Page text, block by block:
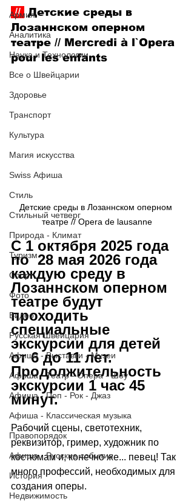
Армия
Аналитика
Наука и Технологии
Все о Швейцарии
Здоровье
Транспорт
Культура
Магия искусства
Swiss Афиша
Стиль
Стильный четверг
Природа - Климат
Туризм
Спорт
Фото
Видео
Русская Швейцария
Афиша - Выставки - Музеи
Афиша - Театр - Опера - Шоу
Афиша - Поп - Рок - Джаз
Афиша - Классическая музыка
Правопорядок
Афиша - Русские события
История
Недвижимость
// Детские среды в
Лозаннском оперном
театре // Mercredi à l`Opera
pour les enfants
Детские среды в Лозаннском оперном
театре // Оpera de lausanne
С 1 октября 2025 года
по  28 мая 2026 года
каждую среду в
Лозаннском оперном
театре будут
проходить
специальные
экскурсии для детей
от 6 до 11 лет.
Продолжительность
экскурсии 1 час 45
минут.
Рабочий сцены, светотехник,
реквизитор, гример, художник по
костюмам и, конечно же... певец! Так
много профессий, необходимых для
создания оперы.